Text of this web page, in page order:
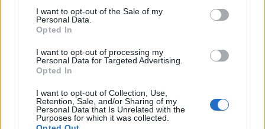
I want to opt-out of the Sale of my
Personal Data.
Opted In
I want to opt-out of processing my
Personal Data for Targeted Advertising.
Opted In
I want to opt-out of Collection, Use,
Retention, Sale, and/or Sharing of my
Personal Data that Is Unrelated with the
Purposes for which it was collected.